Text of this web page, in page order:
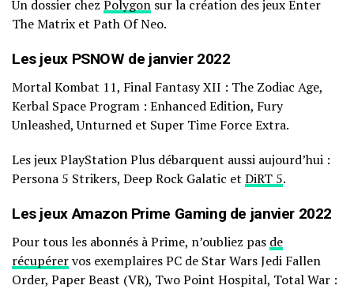
Un dossier chez Polygon sur la création des jeux Enter
The Matrix et Path Of Neo.
Les jeux PSNOW de janvier 2022
Mortal Kombat 11, Final Fantasy XII : The Zodiac Age,
Kerbal Space Program : Enhanced Edition, Fury
Unleashed, Unturned et Super Time Force Extra.
Les jeux PlayStation Plus débarquent aussi aujourd’hui :
Persona 5 Strikers, Deep Rock Galatic et DiRT 5.
Les jeux Amazon Prime Gaming de janvier 2022
Pour tous les abonnés à Prime, n’oubliez pas de
récupérervos exemplaires PC de Star Wars Jedi Fallen
Order, Paper Beast (VR), Two Point Hospital, Total War :